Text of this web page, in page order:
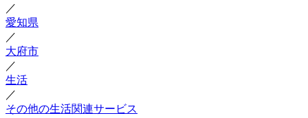
／
愛知県
／
大府市
／
生活
／
その他の生活関連サービス